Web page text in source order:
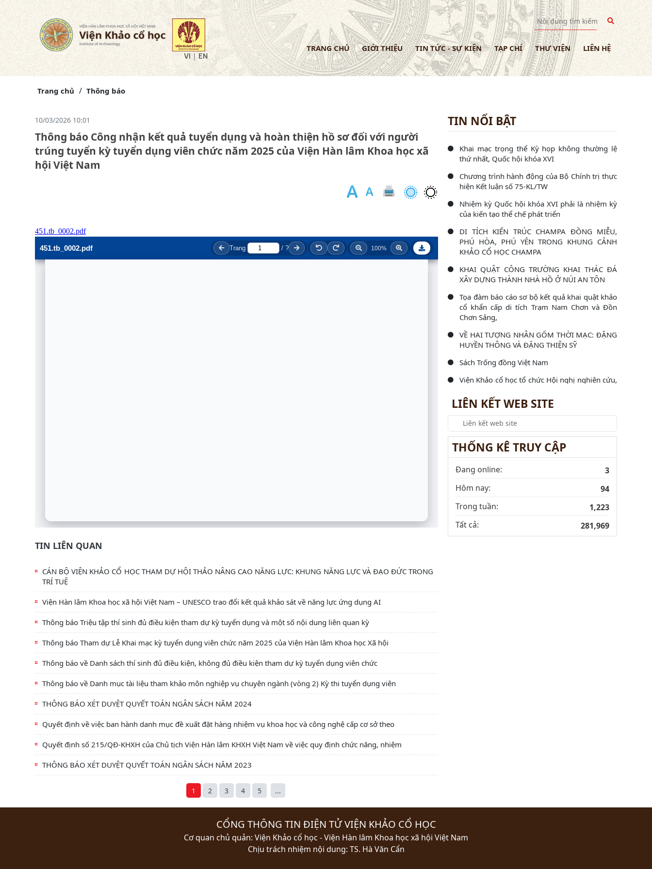
VI|EN
TRANG CHỦ GIỚI THIỆU TIN TỨC - SỰ KIỆN TẠP CHÍ THƯ VIỆN LIÊN HỆ
Trang chủ Thông báo
10/03/2026 10:01
Thông báo Công nhận kết quả tuyển dụng và hoàn thiện hồ sơ đối với người
trúng tuyển kỳ tuyển dụng viên chức năm 2025 của Viện Hàn lâm Khoa học xã
hội Việt Nam
451.tb_0002.pdf
TIN LIÊN QUAN
CÁN BỘ VIỆN KHẢO CỔ HỌC THAM DỰ HỘI THẢO NÂNG CAO NĂNG LỰC: KHUNG NĂNG LỰC VÀ ĐẠO ĐỨC TRONG
TRÍ TUỆ
Viện Hàn lâm Khoa học xã hội Việt Nam – UNESCO trao đổi kết quả khảo sát về năng lực ứng dụng AI
Thông báo Triệu tập thí sinh đủ điều kiện tham dự kỳ tuyển dụng và một số nội dung liên quan kỳ
Thông báo Tham dự Lễ Khai mạc kỳ tuyển dụng viên chức năm 2025 của Viện Hàn lâm Khoa học Xã hội
Thông báo về Danh sách thí sinh đủ điều kiện, không đủ điều kiện tham dự kỳ tuyển dụng viên chức
Thông báo về Danh mục tài liệu tham khảo môn nghiệp vụ chuyên ngành (vòng 2) Kỳ thi tuyển dụng viên
THÔNG BÁO XÉT DUYỆT QUYẾT TOÁN NGÂN SÁCH NĂM 2024
Quyết định về việc ban hành danh mục đề xuất đặt hàng nhiệm vụ khoa học và công nghệ cấp cơ sở theo
Quyết định số 215/QĐ-KHXH của Chủ tịch Viện Hàn lâm KHXH Việt Nam về việc quy định chức năng, nhiệm
THÔNG BÁO XÉT DUYỆT QUYẾT TOÁN NGÂN SÁCH NĂM 2023
1 2 3 4 5 ...
TIN NỔI BẬT
Khai mạc trọng thể Kỳ họp không thường lệ
thứ nhất, Quốc hội khóa XVI
Chương trình hành động của Bộ Chính trị thực
hiện Kết luận số 75-KL/TW
Nhiệm kỳ Quốc hội khóa XVI phải là nhiệm kỳ
của kiến tạo thể chế phát triển
DI TÍCH KIẾN TRÚC CHAMPA ĐỒNG MIỄU,
PHÚ HÒA, PHÚ YÊN TRONG KHUNG CẢNH
KHẢO CỔ HỌC CHAMPA
KHAI QUẬT CÔNG TRƯỜNG KHAI THÁC ĐÁ
XÂY DỰNG THÀNH NHÀ HỒ Ở NÚI AN TÔN
Tọa đàm báo cáo sơ bộ kết quả khai quật khảo
cổ khẩn cấp di tích Trạm Nam Chơn và Đồn
Chơn Sảng,
VỀ HAI TƯỢNG NHÂN GỐM THỜI MẠC: ĐẶNG
HUYỀN THÔNG VÀ ĐẶNG THIỆN SỸ
Sách Trống đồng Việt Nam
Viện Khảo cổ học tổ chức Hội nghị nghiên cứu,
Viện Khảo cổ học làm việc với Đoàn kiểm tra
công tác văn thư, lưu trữ và bảo vệ bí mật nhà
nước năm
LIÊN KẾT WEB SITE
THỐNG KÊ TRUY CẬP
Đang online:
3
Hôm nay:
94
Trong tuần:
1,223
Tất cả:
281,969
CỔNG THÔNG TIN ĐIỆN TỬ VIỆN KHẢO CỔ HỌC
Cơ quan chủ quản: Viện Khảo cổ học - Viện Hàn lâm Khoa học xã hội Việt Nam
Chịu trách nhiệm nội dung: TS. Hà Văn Cẩn